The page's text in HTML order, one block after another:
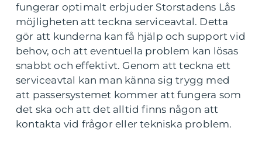
fungerar optimalt erbjuder Storstadens Lås
möjligheten att teckna serviceavtal. Detta
gör att kunderna kan få hjälp och support vid
behov, och att eventuella problem kan lösas
snabbt och effektivt. Genom att teckna ett
serviceavtal kan man känna sig trygg med
att passersystemet kommer att fungera som
det ska och att det alltid finns någon att
kontakta vid frågor eller tekniska problem.